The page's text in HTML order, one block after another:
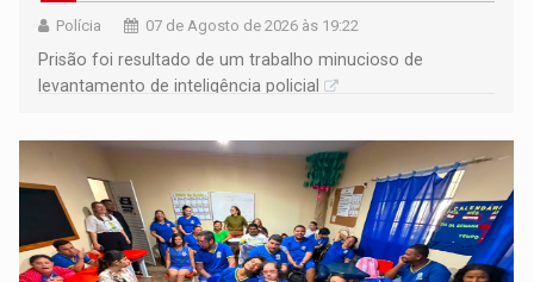
Polícia 07 de Agosto de 2026 às 19:22
Prisão foi resultado de um trabalho minucioso de
levantamento de inteligência policial